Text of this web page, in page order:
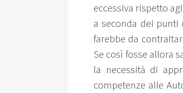
eccessiva rispetto
a seconda dei punti
farebbe da
Se così fosse allora
la necessità di
competenze alle